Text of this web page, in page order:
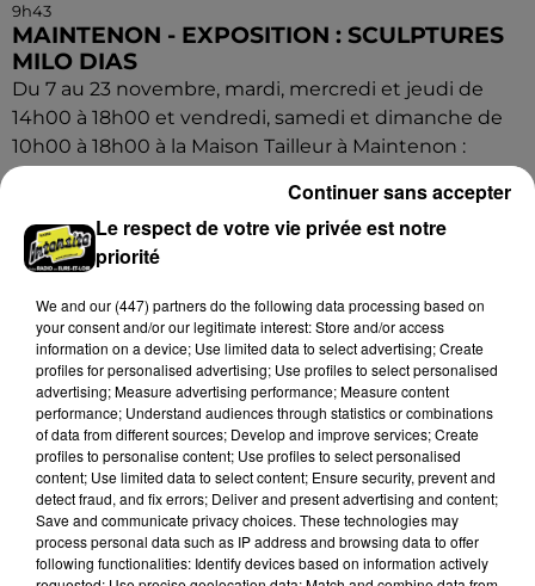
9h43
MAINTENON - EXPOSITION : SCULPTURES
MILO DIAS
Du 7 au 23 novembre, mardi, mercredi et jeudi de
14h00 à 18h00 et vendredi, samedi et dimanche de
10h00 à 18h00 à la Maison Tailleur à Maintenon :
Sculptures...
Le respect de votre vie privée est notre
priorité
We and our (447) partnersdo the following data processing based on
your consent and/or our legitimate interest: Store and/or access
information on a device; Use limited data to select advertising; Create
profiles for personalised advertising; Use profiles to select personalised
advertising; Measure advertising performance; Measure content
performance; Understand audiences through statistics or combinations
of data from different sources; Develop and improve services; Create
profiles to personalise content; Use profiles to select personalised
content; Use limited data to select content; Ensure security, prevent and
detect fraud, and fix errors; Deliver and present advertising and content;
Save and communicate privacy choices. These technologies may
process personal data such as IP address and browsing data to offer
following functionalities: Identify devices based on information actively
Continuer sans accepter